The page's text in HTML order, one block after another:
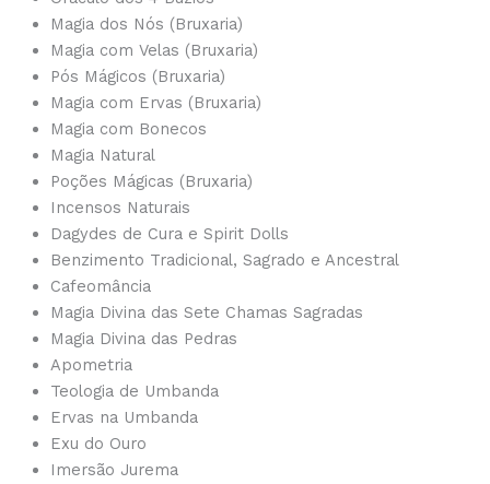
Magia dos Nós (Bruxaria)
Magia com Velas (Bruxaria)
Pós Mágicos (Bruxaria)
Magia com Ervas (Bruxaria)
Magia com Bonecos
Magia Natural
Poções Mágicas (Bruxaria)
Incensos Naturais
Dagydes de Cura e Spirit Dolls
Benzimento Tradicional, Sagrado e Ancestral
Cafeomância
Magia Divina das Sete Chamas Sagradas
Magia Divina das Pedras
Apometria
Teologia de Umbanda
Ervas na Umbanda
Exu do Ouro
Imersão Jurema